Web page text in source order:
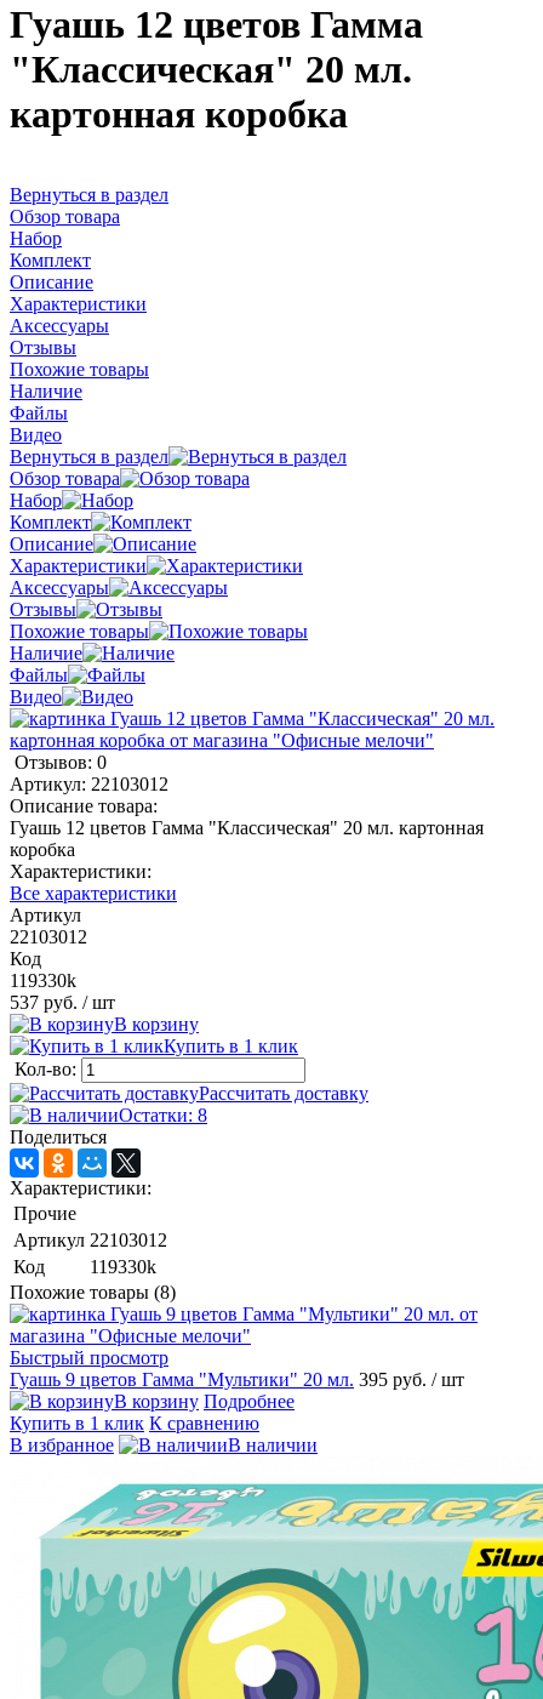
Гуашь 12 цветов Гамма
"Классическая" 20 мл.
картонная коробка
Вернуться в раздел
Обзор товара
Набор
Комплект
Описание
Характеристики
Аксессуары
Отзывы
Похожие товары
Наличие
Файлы
Видео
Вернуться в раздел
Обзор товара
Набор
Комплект
Описание
Характеристики
Аксессуары
Отзывы
Похожие товары
Наличие
Файлы
Видео
Отзывов: 0
Артикул: 22103012
Описание товара:
Гуашь 12 цветов Гамма "Классическая" 20 мл. картонная
коробка
Характеристики:
Все характеристики
Артикул
22103012
Код
119330k
537 руб. / шт
В корзину
Купить в 1 клик
Кол-во:
Рассчитать доставку
Остатки: 8
Поделиться
Характеристики:
Прочие
Артикул 22103012
Код
119330k
Похожие товары (8)
Быстрый просмотр
Гуашь 9 цветов Гамма "Мультики" 20 мл. 395 руб. / шт
В корзину Подробнее
Купить в 1 клик К сравнению
В избранное
В наличии